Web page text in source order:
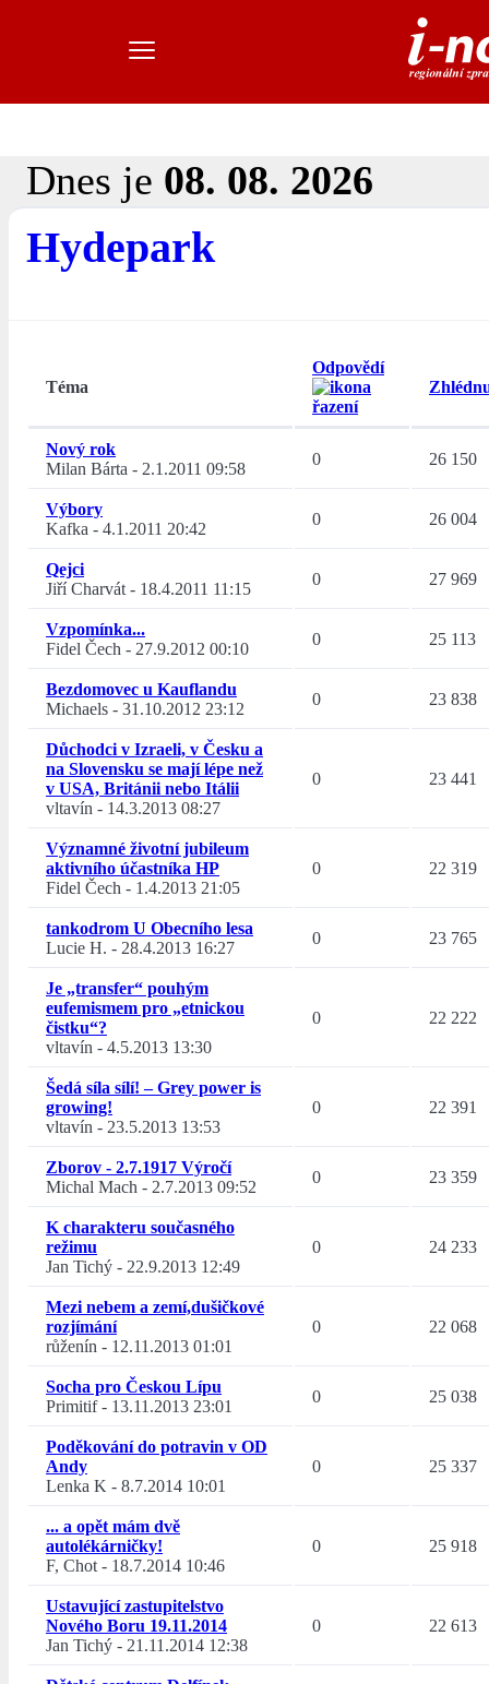
Dnes je 08. 08. 2026
Hydepark
Téma
Odpovědí
Nový rok
Milan Bárta - 2.1.2011 09:58
0 26 150
Výbory
Kafka - 4.1.2011 20:42
0 26 004
Qejci
Jiří Charvát- 18.4.2011 11:15
0 27 969
Vzpomínka...
Fidel Čech - 27.9.2012 00:10
0 25 113
Bezdomovec u Kauflandu
Michaels - 31.10.2012 23:12
0 23 838
Důchodci v Izraeli, v Česku a
na Slovensku se mají lépe než
v USA, Británii nebo Itálii
vltavín - 14.3.2013 08:27
0 23 441
Významné životní jubileum
aktivního účastníka HP
Fidel Čech - 1.4.2013 21:05
0 22 319
tankodrom U Obecního lesa
Lucie H. - 28.4.2013 16:27
0 23 765
Je „transfer“ pouhým
eufemismem pro „etnickou
čistku“?
vltavín - 4.5.2013 13:30
0 22 222
Šedá síla sílí! – Grey power is
growing!
vltavín - 23.5.2013 13:53
0 22 391
Zborov - 2.7.1917 Výročí
Michal Mach - 2.7.2013 09:52
0 23 359
K charakteru současného
režimu
Jan Tichý - 22.9.2013 12:49
0 24 233
Mezi nebem a zemí,dušičkové
rozjímání
růženín - 12.11.2013 01:01
0 22 068
Socha pro Českou Lípu
Primitif- 13.11.2013 23:01
0 25 038
Poděkování do potravin v OD
Andy
Lenka K - 8.7.2014 10:01
0 25 337
... a opět mám dvě
autolékárničky!
F, Chot- 18.7.2014 10:46
0 25 918
Ustavující zastupitelstvo
Nového Boru 19.11.2014
Jan Tichý - 21.11.2014 12:38
0 22 613